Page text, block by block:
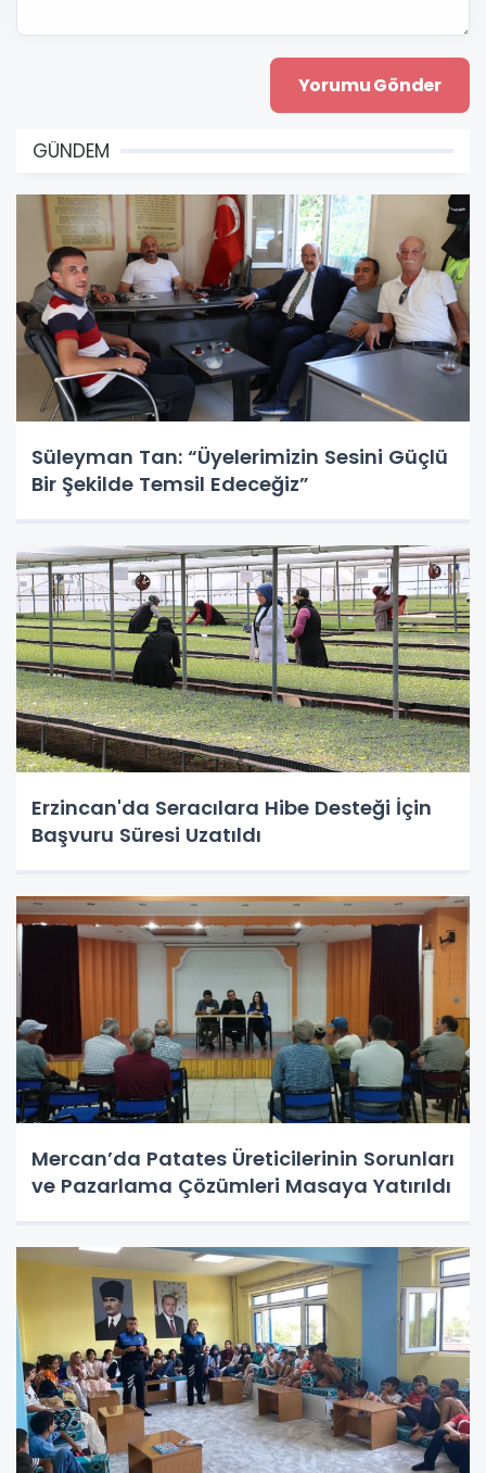
GÜNDEM
Süleyman Tan: “Üyelerimizin Sesini Güçlü
Bir Şekilde Temsil Edeceğiz”
Erzincan'da Seracılara Hibe Desteği İçin
Başvuru Süresi Uzatıldı
Mercan’da Patates Üreticilerinin Sorunları
ve Pazarlama Çözümleri Masaya Yatırıldı